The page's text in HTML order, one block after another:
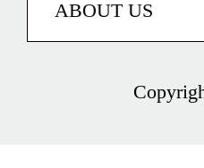
ABOUT US